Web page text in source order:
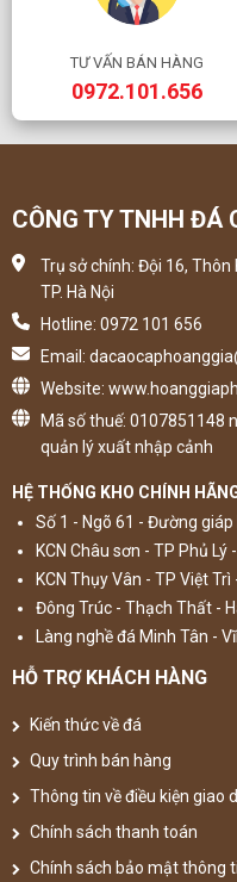
TƯ VẤN BÁN HÀNG
0972.101.656
CÔNG TY TNHH ĐÁ
Trụ sở chính: Đội 16, Thôn
TP. Hà Nội
Hotline: 0972 101 656
Email:
Website:
Mã số thuế: 0107851148
quản lý xuất nhập cảnh
HỆ THỐNG KHO CHÍNH
Số 1 - Ngõ 61 - Đường
KCN Châu sơn - TP Phủ Lý
KCN Thụy Vân - TP Việt
Đông Trúc - Thạch Thất -
Làng nghề đá Minh Tân -
HỖ TRỢ KHÁCH HÀNG
Kiến thức về đá
Quy trình bán hàng
Thông tin về điều kiện giao
Chính sách thanh toán
Chính sách bảo mật thông